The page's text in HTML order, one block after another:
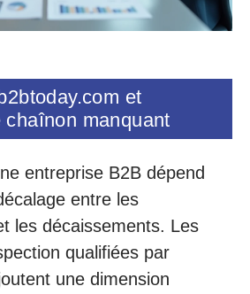
et
manquant
entreprise B2B dépend
entre les
les décaissements. Les
qualifiées par
une dimension